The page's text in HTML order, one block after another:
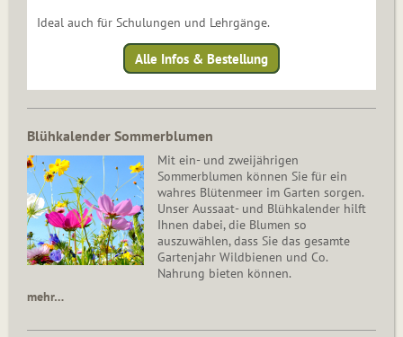
Ideal auch für Schulungen und Lehrgänge.
Alle Infos & Bestellung
Blühkalender Sommerblumen
Mit ein- und zweijährigen
Sommerblumen können Sie für ein
wahres Blütenmeer im Garten sorgen.
Unser Aussaat- und Blühkalender hilft
Ihnen dabei, die Blumen so
auszuwählen, dass Sie das gesamte
Gartenjahr Wildbienen und Co.
Nahrung bieten können.
mehr…